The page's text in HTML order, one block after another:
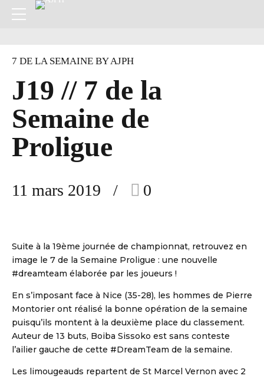
7 DE LA SEMAINE BY AJPH
J19 // 7 de la
Semaine de
Proligue
11 mars 2019 0
Suite à la 19ème journée de championnat, retrouvez en
image le 7 de la Semaine Proligue : une nouvelle
#dreamteam élaborée par les joueurs !
En s’imposant face à Nice (35-28), les hommes de Pierre
Montorier ont réalisé la bonne opération de la semaine
puisqu’ils montent à la deuxième place du classement.
Auteur de 13 buts, Boiba Sissoko est sans conteste
l’ailier gauche de cette #DreamTeam de la semaine.
Les limougeauds repartent de St Marcel Vernon avec 2